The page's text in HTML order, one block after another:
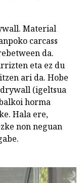
Material
carcass
da.
eta ez du
ari da. Hobe
(igeltsua
horma
Hala ere,
non neguan